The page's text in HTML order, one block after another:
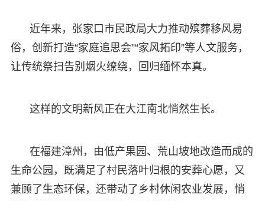
近年来，张家口市民政局大力推动殡葬移风易
俗，创新打造“家庭追思会”“家风拓印”等人文服务，
让传统祭扫告别烟火缭绕，回归缅怀本真。
这样的文明新风正在大江南北悄然生长。
在福建漳州，由低产果园、荒山坡地改造而成的
生命公园，既满足了村民落叶归根的安葬心愿，又
兼顾了生态环保，还带动了乡村休闲农业发展，悄